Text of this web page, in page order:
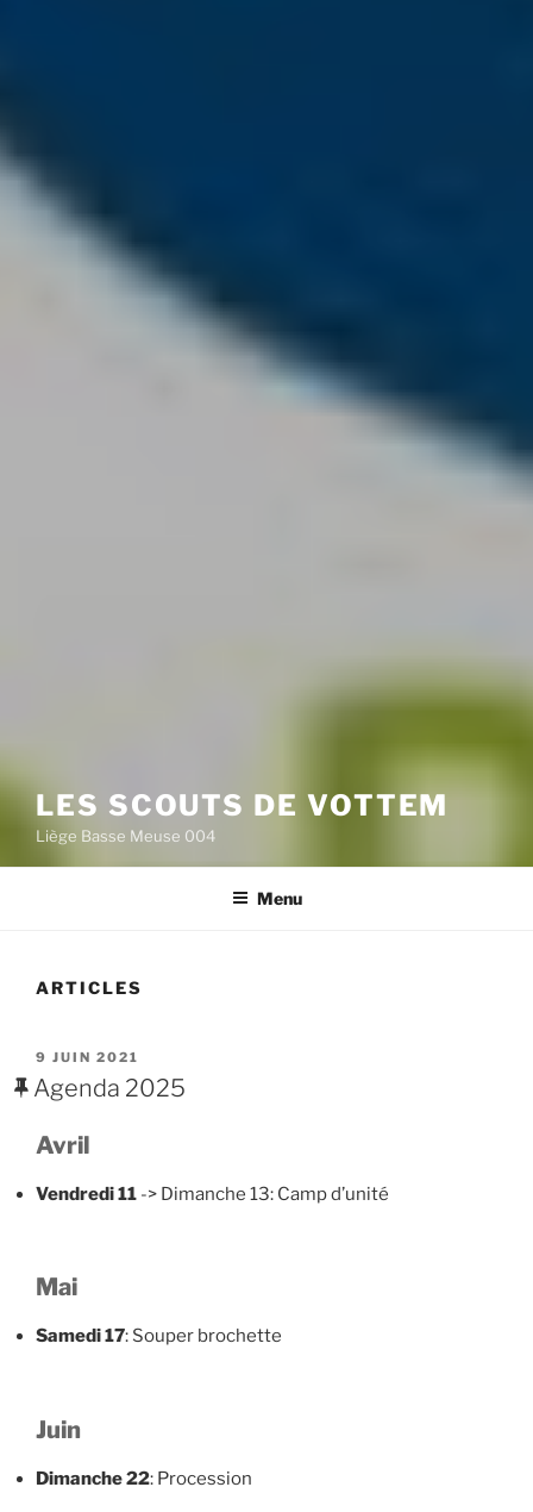
LES SCOUTS DE VOTTEM
Liège Basse Meuse 004
Menu
ARTICLES
PUBLIÉ
LE
9 JUIN 2021
Agenda 2025
Avril
Vendredi 11 -> Dimanche 13: Camp d’unité
Mai
Samedi 17: Souper brochette
Juin
Dimanche 22: Procession